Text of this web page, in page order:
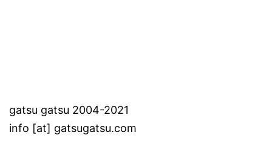
gatsu gatsu 2004-2021
info [at] gatsugatsu.com